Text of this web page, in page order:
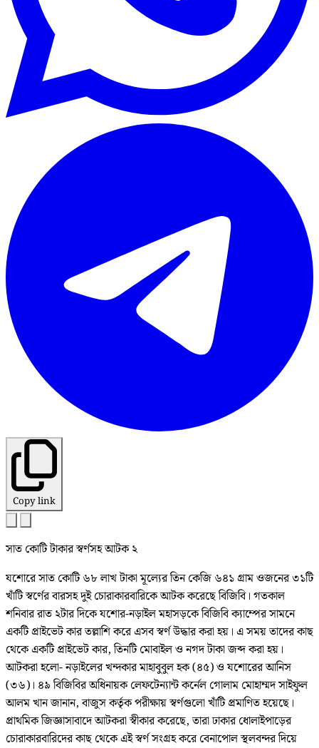
Copy link
সাত কোটি টাকার স্বর্ণসহ আটক ২
যশোরে সাত কোটি ৬৮ লাখ টাকা মূল্যের তিন কেজি ৬৪১ গ্রাম ওজনের ৩১টি
খাঁটি স্বর্ণের বারসহ দুই চোরাকারবারিকে আটক করেছে বিজিবি। গতকাল
শনিবার রাত ২টার দিকে যশোর-নড়াইল মহাসড়কে বিজিবি ক্যাম্পের সামনে
একটি প্রাইভেট কার তল্লাশি করে এসব স্বর্ণ উদ্ধার করা হয়। এ সময় তাদের কাছ
থেকে একটি প্রাইভেট কার, তিনটি মোবাইল ও নগদ টাকা জব্দ করা হয়।
আটকরা হলো- নড়াইলের খন্দকার মাহাবুবুল হক (৪৫) ও যশোরের আনিস
(৩৬)। ৪৯ বিজিবির অধিনায়ক লেফটেন্যান্ট কর্নেল গোলাম মোহাম্মদ সাইফুল
আলম খান জানান, বাজুস কর্তৃক পরীক্ষায় স্বর্ণগুলো খাঁটি প্রমাণিত হয়েছে।
প্রাথমিক জিজ্ঞাসাবাদে আটকরা স্বীকার করেছে, তারা ঢাকার ধোলাইপাড়ের
চোরাকারবারিদের কাছ থেকে এই স্বর্ণ সংগ্রহ করে বেনাপোল স্থলবন্দর দিয়ে